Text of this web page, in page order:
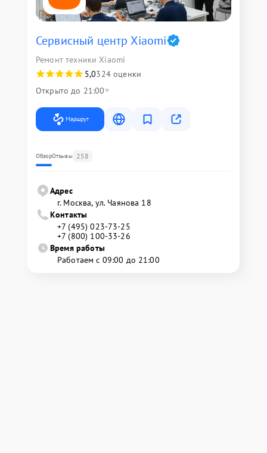
Сервисный центр Xiaomi
Ремонт техники Xiaomi
5,0324 оценки
Открыто до 21:00
Маршрут
ОбзорОтзывы 258
Адрес
г. Москва, ул. Чаянова 18
Контакты
+7 (495) 023-73-25
+7 (800) 100-33-26
Время работы
Работаем с 09:00 до 21:00